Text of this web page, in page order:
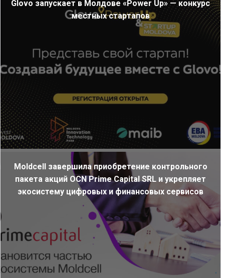
Glovo запускает в Молдове «Power Up» — конкурс
местных стартапов
Moldcell завершила приобретение контрольного
пакета акций OCN Prime Capital SRL и укрепляет
экосистему цифровых и финансовых сервисов